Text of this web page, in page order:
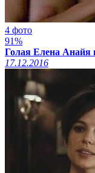
4 фото
91%
Голая Елена Анайя
17.12.2016